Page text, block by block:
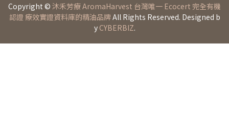
Copyright © 沐禾芳療 AromaHarvest 台灣唯一 Ecocert 完全有機
認證 療效實證資料庫的精油品牌All Rights Reserved. Designed b
y CYBERBIZ.